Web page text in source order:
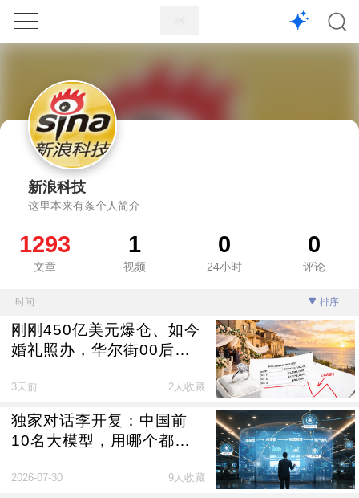
1X
新浪科技
这里本来有条个人简介
1293
文章
1
视频
0
24小时
0
评论
时间 排序
刚刚450亿美元爆仓、如今
婚礼照办，华尔街00后股
3天前 2人收藏
独家对话李开复：中国前
10名大模型，用哪个都差
2026-07-30 9人收藏